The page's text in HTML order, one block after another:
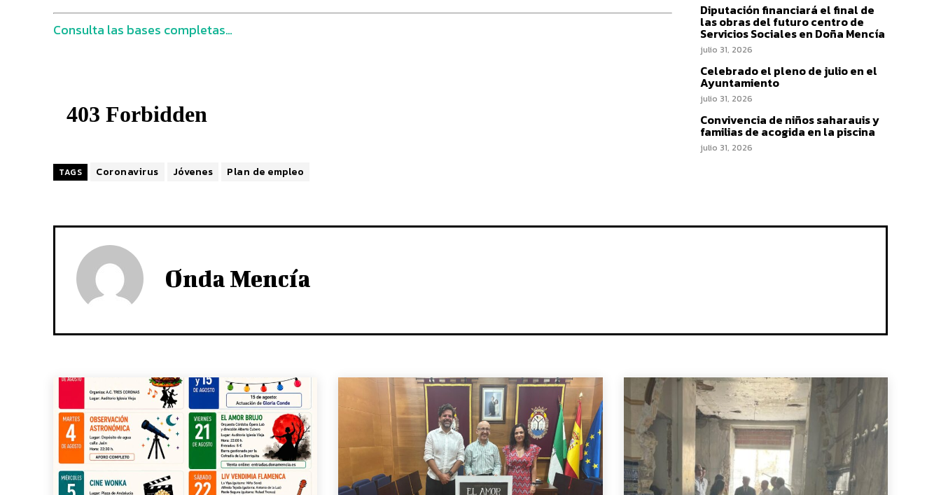
Consulta las bases completas…
TAGS Coronavirus Jóvenes Plan de empleo
Diputación financiará el final de
las obras del futuro centro de
Servicios Sociales en Doña Mencía
julio 31, 2026
Celebrado el pleno de julio en el
Ayuntamiento
julio 31, 2026
Convivencia de niños saharauis y
familias de acogida en la piscina
julio 31, 2026
Onda Mencía